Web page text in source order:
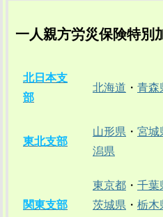
一人親方労災保険特別
北日本支
部
北海道 ・ 青森
東北支部
山形県 ・ 宮城
潟県
関東支部
東京都 ・ 千葉
茨城県 ・ 栃木